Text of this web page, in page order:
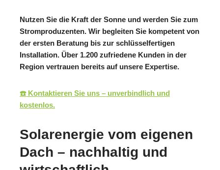
Nutzen Sie die Kraft der Sonne und werden Sie zum
Stromproduzenten. Wir begleiten Sie kompetent von
der ersten Beratung bis zur schlüsselfertigen
Installation. Über 1.200 zufriedene Kunden in der
Region vertrauen bereits auf unsere Expertise.
☎️ Kontaktieren Sie uns – unverbindlich und
kostenlos.
Solarenergie vom eigenen
Dach – nachhaltig und